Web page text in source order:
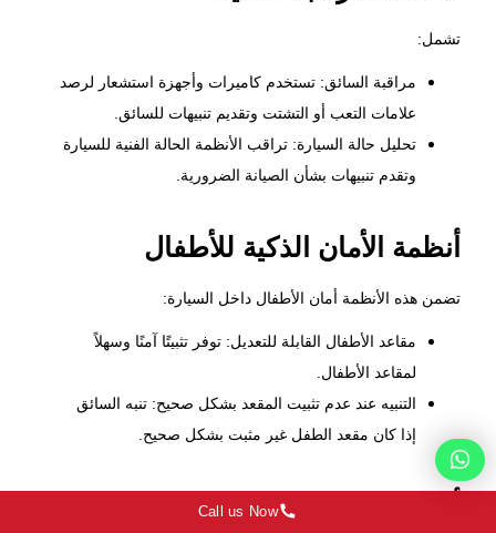
تشمل:
مراقبة السائق: تستخدم كاميرات وأجهزة استشعار لرصد
علامات التعب أو التشتت وتقديم تنبيهات للسائق.
تحليل حالة السيارة: تراقب الأنظمة الحالة الفنية للسيارة
وتقدم تنبيهات بشأن الصيانة الضرورية.
أنظمة الأمان الذكية للأطفال
تضمن هذه الأنظمة أمان الأطفال داخل السيارة:
مقاعد الأطفال القابلة للتعديل: توفر تثبيتًا آمنًا وسهلاً
لمقاعد الأطفال.
التنبيه عند عدم تثبيت المقعد بشكل صحيح: تنبه السائق
إذا كان مقعد الطفل غير مثبت بشكل صحيح.
أنظمة المساعدة على الرَّكن
Call us Now